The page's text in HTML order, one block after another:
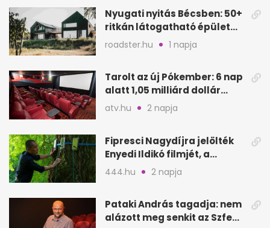
Nyugati nyitás Bécsben: 50+
ritkán látogatható épület
nyílik meg
roadster.hu 1 napja
Tarolt az új Pókember: 6 nap
alatt 1,05 milliárd dollár
bevétel
atv.hu 2 napja
Fipresci Nagydíjra jelölték
Enyedi Ildikó filmjét, a
Csendes barátot
444.hu 2 napja
Pataki András tagadja: nem
alázott meg senkit az Szfe